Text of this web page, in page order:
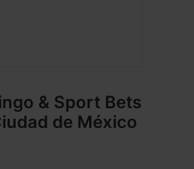
& Sport Bets
de México